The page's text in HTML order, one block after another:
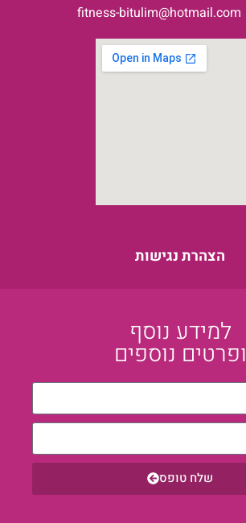
fitness-bitulim@hotmail.com
הצהרת נגישות
למידע נוסף
ופרטים נוספים
שלח טופס